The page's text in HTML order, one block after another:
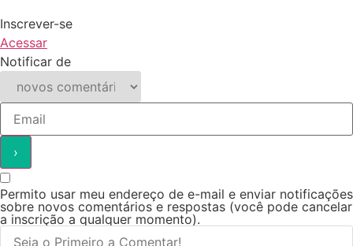
Inscrever-se
Acessar
Notificar de
Permito usar meu endereço de e-mail e enviar notificações
sobre novos comentários e respostas (você pode cancelar
a inscrição a qualquer momento).